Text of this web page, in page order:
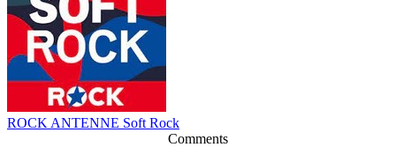
ROCK ANTENNE Soft Rock
Comments